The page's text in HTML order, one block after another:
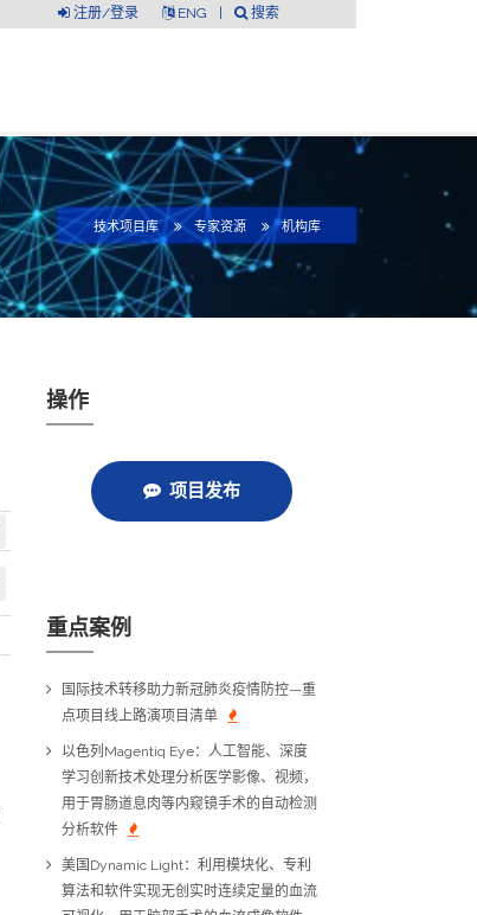
搜索
ENG
注册/登录
技术项目库 专家资源 机构库
操作
项目发布
重点案例
国际技术转移助力新冠肺炎疫情防控—重
点项目线上路演项目清单
以色列Magentiq Eye：人工智能、深度
学习创新技术处理分析医学影像、视频，
用于胃肠道息肉等内窥镜手术的自动检测
分析软件
美国Dynamic Light：利用模块化、专利
算法和软件实现无创实时连续定量的血流